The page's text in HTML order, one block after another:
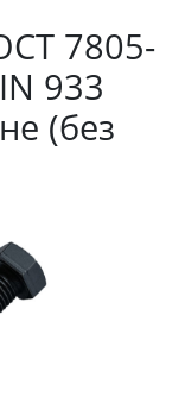
7805-
933
(без